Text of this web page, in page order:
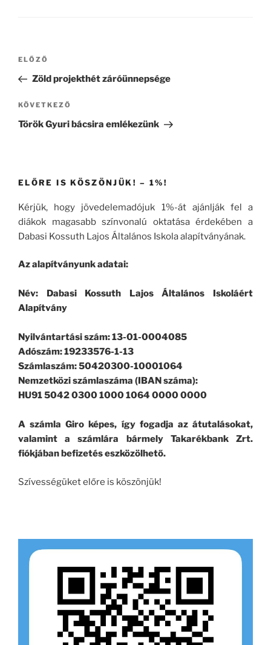
Bejegyzés
Korábbi
bejegyzés
ELŐZŐ
Zöld projekthét záróünnepsége
Következő
bejegyzés
KÖVETKEZŐ
Török Gyuri bácsira emlékezünk
ELŐRE IS KÖSZÖNJÜK! – 1%!
Kérjük, hogy jövedelemadójuk 1%-át ajánlják fel a
diákok magasabb színvonalú oktatása érdekében a
Dabasi Kossuth Lajos Általános Iskola alapítványának.
Az alapítványunk adatai:
Név: Dabasi Kossuth Lajos Általános Iskoláért
Alapítvány
Nyilvántartási szám: 13-01-0004085
Adószám: 19233576-1-13
Számlaszám: 50420300-10001064
Nemzetközi számlaszáma (IBAN száma):
HU91 5042 0300 1000 1064 0000 0000
A számla Giro képes, így fogadja az átutalásokat,
valamint a számlára bármely Takarékbank Zrt.
fiókjában befizetés eszközölhető.
Szívességüket előre is köszönjük!